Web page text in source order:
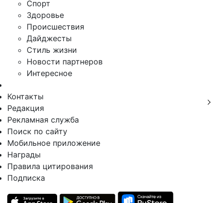
Спорт
Здоровье
Происшествия
Дайджесты
Стиль жизни
Новости партнеров
Интересное
Контакты
Редакция
Рекламная служба
Поиск по сайту
Мобильное приложение
Награды
Правила цитирования
Подписка